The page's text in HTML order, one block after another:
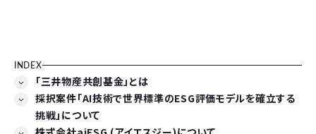
INDEX
「三井物産共創基金」とは
採択案件「AI技術で世界標準のESG評価モデルを確立する
挑戦」について